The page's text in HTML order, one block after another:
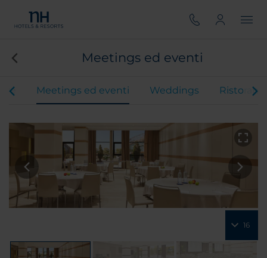
Meetings ed eventi
Meetings ed eventi Weddings Ristoranti
16